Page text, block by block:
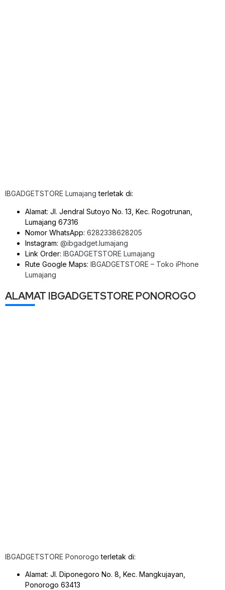
IBGADGETSTORE Lumajang terletak di:
Alamat: Jl. Jendral Sutoyo No. 13, Kec. Rogotrunan,
Lumajang 67316
Nomor WhatsApp: 6282338628205
Instagram: @ibgadget.lumajang
Link Order: IBGADGETSTORE Lumajang
Rute Google Maps: IBGADGETSTORE – Toko iPhone
Lumajang
ALAMAT IBGADGETSTORE PONOROGO
IBGADGETSTORE Ponorogo terletak di:
Alamat: Jl. Diponegoro No. 8, Kec. Mangkujayan,
Ponorogo 63413